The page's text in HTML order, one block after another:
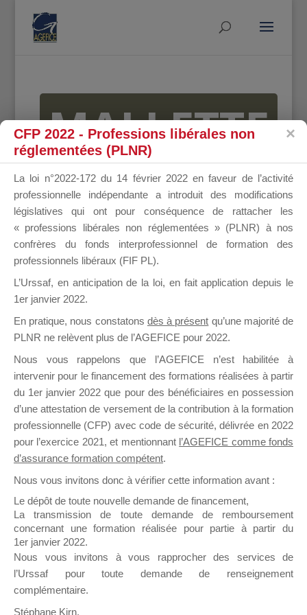
MALLETTE
DU
DIRIGEANT
il y a un mois
Ce groupe est destiné aux Organismes de
Formation qui souhaitent répondre à l’Appel à
Propositions Mallette du Dirigeant.
Ce groupe propose un forum dédié au support
sur lequel il est possible de laisser un message
ou poser une question.
NB : Il est nécessaire d’être
pouvoir rejoindre ce groupe
CFP 2022 - Professions libérales non
réglementées (PLNR)
La loi n°2022-172 du 14 février 2022 en faveur de l’activité
professionnelle indépendante a introduit des modifications
législatives qui ont pour conséquence de rattacher les
« professions libérales non réglementées » (PLNR) à nos
confrères du fonds interprofessionnel de formation des
professionnels libéraux (FIF PL).
L’Urssaf, en anticipation de la loi, en fait application depuis le
1er janvier 2022.
En pratique, nous constatons dès à présent qu’une majorité de
PLNR ne relèvent plus de l’AGEFICE pour 2022.
Nous vous rappelons que l’AGEFICE n’est habilitée à
intervenir pour le financement des formations réalisées à partir
du 1er janvier 2022 que pour des bénéficiaires en possession
d’une attestation de versement de la contribution à la formation
professionnelle (CFP) avec code de sécurité, délivrée en 2022
pour l’exercice 2021, et mentionnant l’AGEFICE comme fonds
d’assurance formation compétent.
Nous vous invitons donc à vérifier cette information avant :
Le dépôt de toute nouvelle demande de financement,
La transmission de toute demande de remboursement
concernant une formation réalisée pour partie à partir du
1er janvier 2022.
Nous vous invitons à vous rapprocher des services de
l’Urssaf pour toute demande de renseignement
complémentaire.
Stéphane Kirn,